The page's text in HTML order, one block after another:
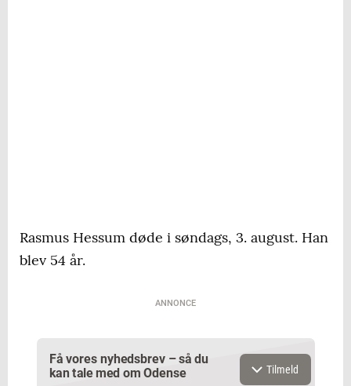
Rasmus Hessum døde i søndags, 3. august. Han
blev 54 år.
ANNONCE
Få vores nyhedsbrev – så du
kan tale med om Odense
Tilmeld